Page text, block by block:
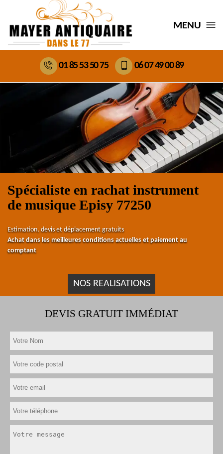
MENU
01 85 53 50 75 06 07 49 00 89
Spécialiste en rachat instrument
de musique Episy 77250
Estimation, devis et déplacement gratuits
Achat dans les meilleures conditions actuelles et paiement au
comptant
NOS REALISATIONS
DEVIS GRATUIT IMMÉDIAT